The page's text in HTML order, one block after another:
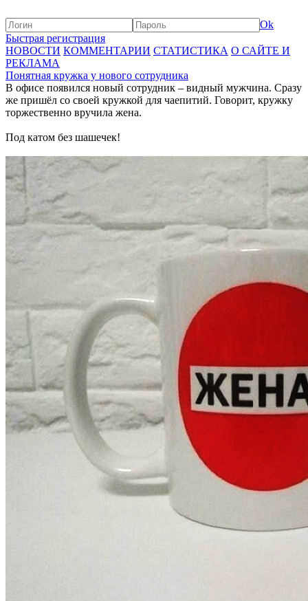
Ok
Быстрая регистрация
НОВОСТИ КОММЕНТАРИИ СТАТИСТИКА О САЙТЕ И
РЕКЛАМА
Понятная кружка у нового сотрудника
В офисе появился новый сотрудник – видный мужчина. Сразу
же пришёл со своей кружкой для чаепитий. Говорит, кружку
торжественно вручила жена.
Под катом без шашечек!